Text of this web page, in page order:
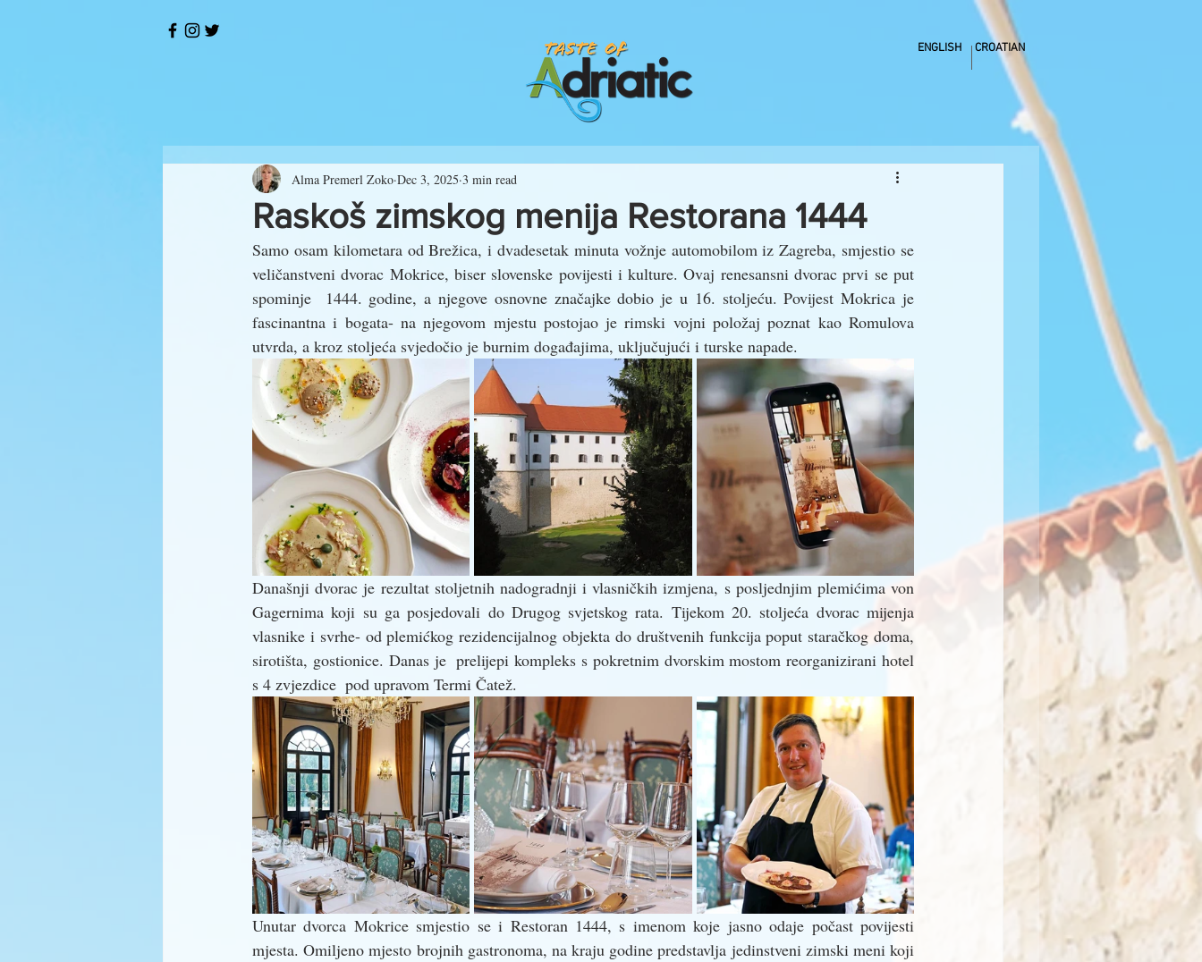
ENGLISH CROATIAN
Raskoš zimskog menija Restorana 1444
Alma Premerl Zoko Dec 3, 2025 3 min read
Samo osam kilometara od Brežica, i dvadesetak minuta vožnje automobilom iz Zagreba, smjestio se
veličanstveni dvorac Mokrice﻿, biser slovenske povijesti i kulture. Ovaj renesansni dvorac prvi se put
spominje  1444. godine, a njegove osnovne značajke dobio je u 16. stoljeću. Povijest Mokrica je
fascinantna i bogata- na njegovom mjestu postojao je rimski vojni položaj poznat kao Romulova
utvrda﻿, a kroz stoljeća svjedočio je burnim događajima, uključujući i turske napade.
Današnji dvorac je rezultat stoljetnih nadogradnji i vlasničkih izmjena, s posljednjim plemićima von
Gagernima koji su ga posjedovali do Drugog svjetskog rata. Tijekom 20. stoljeća dvorac mijenja
vlasnike i svrhe- od plemićkog rezidencijalnog objekta do društvenih funkcija poput staračkog doma,
sirotišta, gostionice. Danas je  prelijepi kompleks s pokretnim dvorskim mostom reorganizirani hotel
s 4 zvjezdice  pod upravom Termi Čatež.
Unutar dvorca Mokrice smjestio se i Restoran 1444﻿, s imenom koje jasno odaje počast povijesti
mjesta. Omiljeno mjesto brojnih gastronoma, na kraju godine predstavlja jedinstveni zimski meni koji